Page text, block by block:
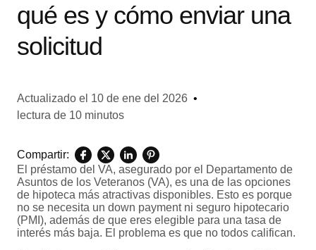
qué es y cómo enviar una
solicitud
Actualizado el 10 de ene del 2026 •
lectura de 10 minutos
Compartir:
El préstamo del VA, asegurado por el Departamento de
Asuntos de los Veteranos (VA), es una de las opciones
de hipoteca más atractivas disponibles. Esto es porque
no se necesita un down payment ni seguro hipotecario
(PMI), además de que eres elegible para una tasa de
interés más baja. El problema es que no todos califican.